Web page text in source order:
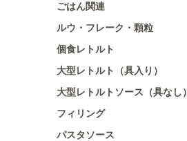
ごはん関連
ルウ・フレーク・顆粒
個食レトルト
大型レトルト（具入り）
大型レトルトソース（具なし）
フィリング
パスタソース